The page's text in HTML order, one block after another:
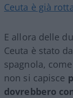
Ceuta è già
E allora delle
Ceuta è stato
spagnola,
non si capisce
dovrebbero